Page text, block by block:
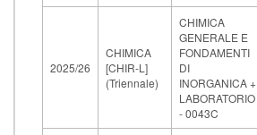
2025/26
CHIMICA
[CHIR-L]
(Triennale)
CHIMICA
GENERALE E
FONDAMENTI
DI
INORGANICA +
LABORATORIO
- 0043C